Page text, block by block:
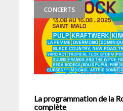
CONCERTS
La programmation de la
complète